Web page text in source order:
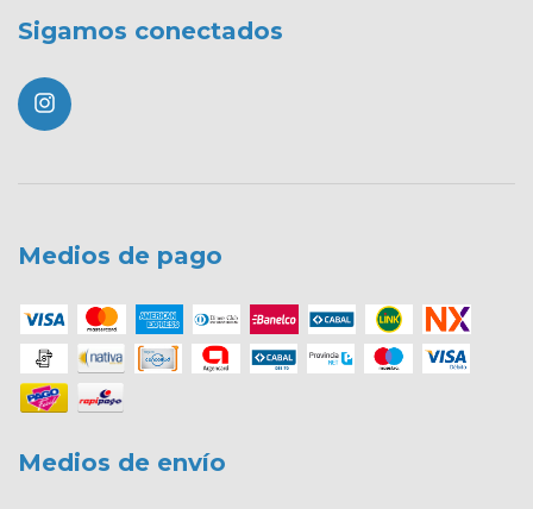
Sigamos conectados
Medios de pago
Medios de envío